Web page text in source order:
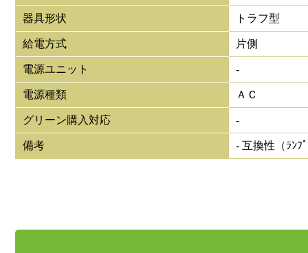
器具形状 トラフ型
給電方式 片側
電源ユニット -
電源種類 ＡＣ
グリーン購入対応 -
備考 - 互換性（ﾗﾝﾌ